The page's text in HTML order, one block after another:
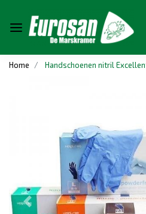
Home Handschoenen nitril
Vorige